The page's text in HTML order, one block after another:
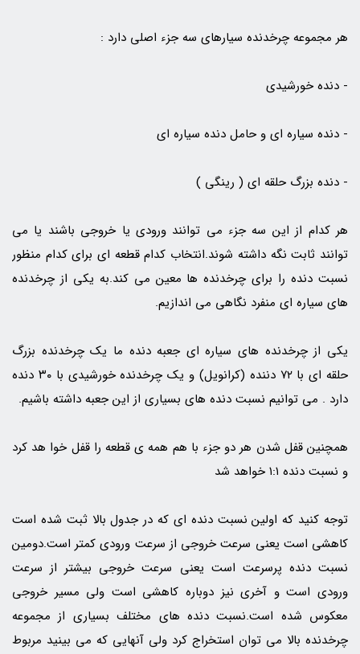
هر مجموعه چرخدنده سیارهای سه جزء اصلی دارد :
- دنده خورشیدی
- دنده سیاره ای و حامل دنده سیاره ای
- دنده بزرگ حلقه ای ( رینگی )
هر کدام از این سه جزء می توانند ورودی یا خروجی باشند یا می
توانند ثابت نگه داشته شوند.انتخاب کدام قطعه ای برای کدام منظور
نسبت دنده را برای چرخدنده ها معین می کند.به یکی از چرخدنده
های سیاره ای منفرد نگاهی می اندازیم.
یکی از چرخدنده های سیاره ای جعبه دنده ما یک چرخدنده بزرگ
حلقه ای با ۷۲ دننده (کرانویل) و یک چرخدنده خورشیدی با ۳۰ دنده
دارد . می توانیم نسبت دنده های بسیاری از این جعبه داشته باشیم.
همچنین قفل شدن هر دو جزء با هم همه ی قطعه را قفل خوا هد کرد
و نسبت دنده ۱:۱ خواهد شد
توجه کنید که اولین نسبت دنده ای که در جدول بالا ثبت شده است
کاهشی است یعنی سرعت خروجی از سرعت ورودی کمتر است.دومین
نسبت دنده پرسرعت است یعنی سرعت خروجی بیشتر از سرعت
ورودی است و آخری نیز دوباره کاهشی است ولی مسیر خروجی
معکوس شده است.نسبت دنده های مختلف بسیاری از مجموعه
چرخدنده بالا می توان استخراج کرد ولی آنهایی که می بینید مربوط